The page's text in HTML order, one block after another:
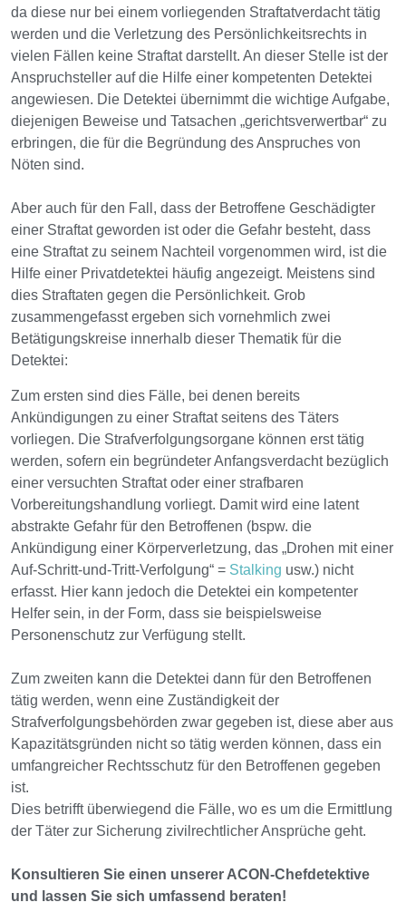
da diese nur bei einem vorliegenden Straftatverdacht tätig
werden und die Verletzung des Persönlichkeitsrechts in
vielen Fällen keine Straftat darstellt. An dieser Stelle ist der
Anspruchsteller auf die Hilfe einer kompetenten Detektei
angewiesen. Die Detektei übernimmt die wichtige Aufgabe,
diejenigen Beweise und Tatsachen „gerichtsverwertbar“ zu
erbringen, die für die Begründung des Anspruches von
Nöten sind.
Aber auch für den Fall, dass der Betroffene Geschädigter
einer Straftat geworden ist oder die Gefahr besteht, dass
eine Straftat zu seinem Nachteil vorgenommen wird, ist die
Hilfe einer Privatdetektei häufig angezeigt. Meistens sind
dies Straftaten gegen die Persönlichkeit. Grob
zusammengefasst ergeben sich vornehmlich zwei
Betätigungskreise innerhalb dieser Thematik für die
Detektei:
Zum ersten sind dies Fälle, bei denen bereits
Ankündigungen zu einer Straftat seitens des Täters
vorliegen. Die Strafverfolgungsorgane können erst tätig
werden, sofern ein begründeter Anfangsverdacht bezüglich
einer versuchten Straftat oder einer strafbaren
Vorbereitungshandlung vorliegt. Damit wird eine latent
abstrakte Gefahr für den Betroffenen (bspw. die
Ankündigung einer Körperverletzung, das „Drohen mit einer
Auf-Schritt-und-Tritt-Verfolgung“ = Stalking usw.) nicht
erfasst. Hier kann jedoch die Detektei ein kompetenter
Helfer sein, in der Form, dass sie beispielsweise
Personenschutz zur Verfügung stellt.
Zum zweiten kann die Detektei dann für den Betroffenen
tätig werden, wenn eine Zuständigkeit der
Strafverfolgungsbehörden zwar gegeben ist, diese aber aus
Kapazitätsgründen nicht so tätig werden können, dass ein
umfangreicher Rechtsschutz für den Betroffenen gegeben
ist.
Dies betrifft überwiegend die Fälle, wo es um die Ermittlung
der Täter zur Sicherung zivilrechtlicher Ansprüche geht.
Konsultieren Sie einen unserer ACON-Chefdetektive
und lassen Sie sich umfassend beraten!